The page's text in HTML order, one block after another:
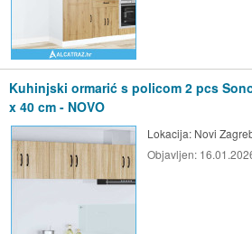
Kuhinjski ormarić s policom 2 pcs
x 40 cm - NOVO
Lokacija: Novi
Objavljen: